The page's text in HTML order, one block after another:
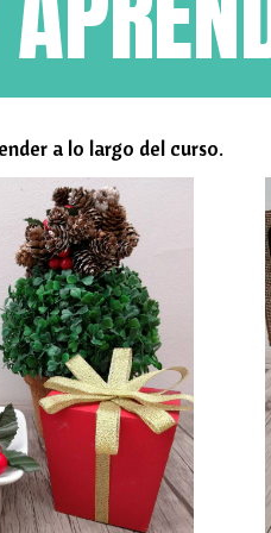
a lo largo del curso.